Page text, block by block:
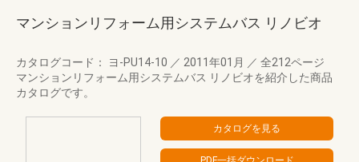
マンションリフォーム用システムバス リノビオ
カタログコード： ヨ-PU14-10 ／ 2011年01月 ／ 全212ページ
マンションリフォーム用システムバス リノビオを紹介した商品
カタログです。